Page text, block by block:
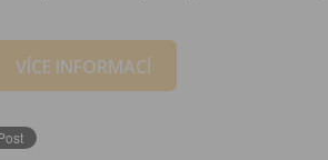
VÍCE INFORMACÍ